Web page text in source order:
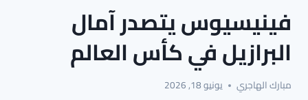
فينيسيوس يتصدر آمال
البرازيل في كأس العالم
مبارك الهاجري يونيو 18, 2026